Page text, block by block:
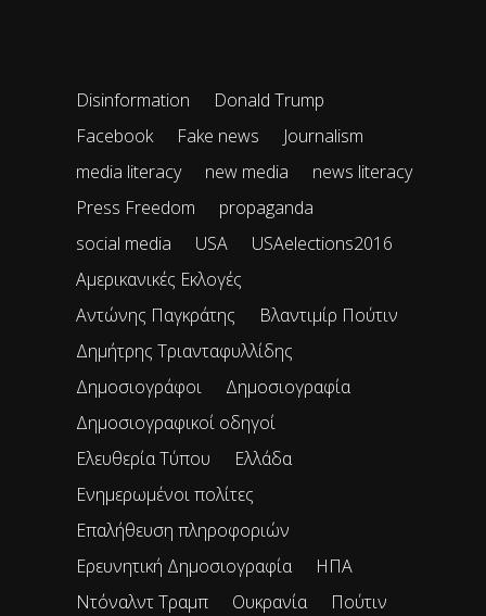
Disinformation
Donald Trump
Facebook
Fake news
Journalism
media literacy
new media
news literacy
Press Freedom
propaganda
social media
USA
USAelections2016
Αμερικανικές Εκλογές
Αντώνης Παγκράτης
Βλαντιμίρ Πούτιν
Δημήτρης Τριανταφυλλίδης
Δημοσιογράφοι
Δημοσιογραφία
Δημοσιογραφικοί οδηγοί
Ελευθερία Τύπου
Ελλάδα
Ενημερωμένοι πολίτες
Επαλήθευση πληροφοριών
Ερευνητική Δημοσιογραφία
ΗΠΑ
Ντόναλντ Τραμπ
Ουκρανία
Πούτιν